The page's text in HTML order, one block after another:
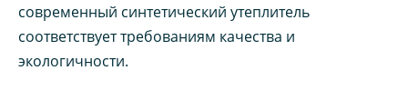
современный синтетический утеплитель
соответствует требованиям качества и
экологичности.